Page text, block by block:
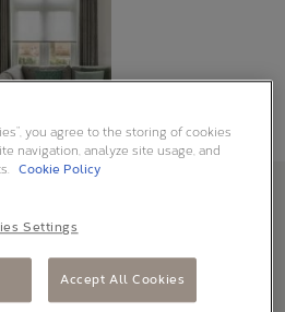
VOOR
KOZIJNEN
you agree to the storing of cookies
navigation, analyze site usage, and
Cookie Policy
Settings
Accept All Cookies